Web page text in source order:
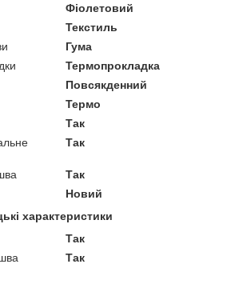
Фіолетовий
Текстиль
Гума
Термопрокладка
Повсякденний
Термо
Так
Так
Так
Новий
характеристики
Так
Так